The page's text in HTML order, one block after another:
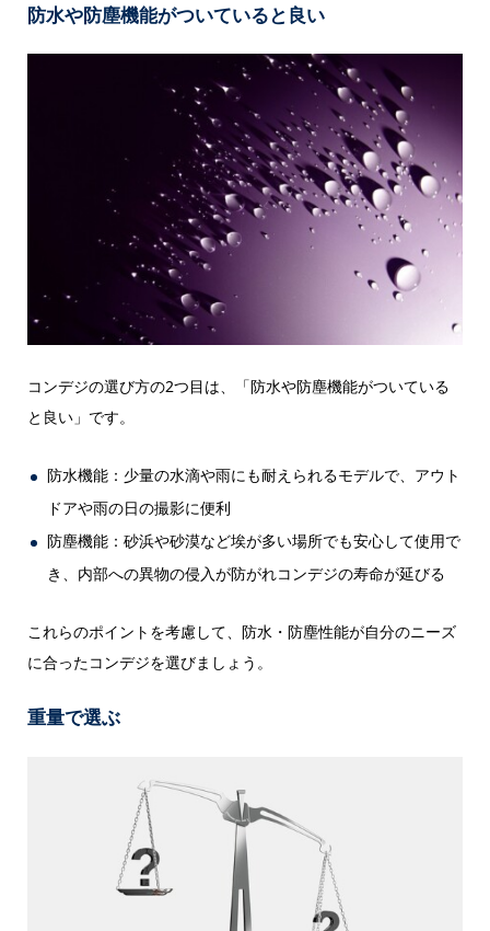
防水や防塵機能がついていると良い
コンデジの選び方の2つ目は、「防水や防塵機能がついている
と良い」です。
防水機能：少量の水滴や雨にも耐えられるモデルで、アウト
ドアや雨の日の撮影に便利
防塵機能：砂浜や砂漠など埃が多い場所でも安心して使用で
き、内部への異物の侵入が防がれコンデジの寿命が延びる
これらのポイントを考慮して、防水・防塵性能が自分のニーズ
に合ったコンデジを選びましょう。
重量で選ぶ